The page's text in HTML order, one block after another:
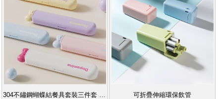
304不鏽鋼蝴蝶結餐具套裝三件套 便攜環保餐具禮品推薦 自用送禮必備 可折疊伸縮環保飲管